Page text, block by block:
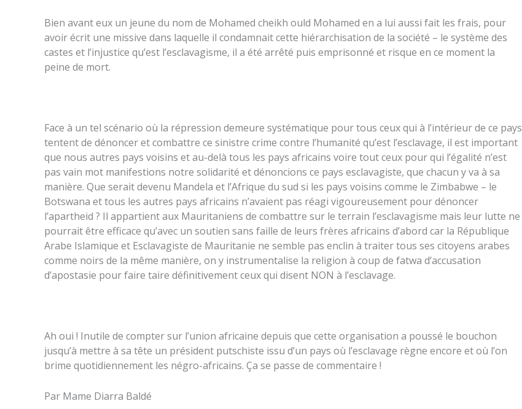
Bien avant eux un jeune du nom de Mohamed cheikh ould Mohamed en a lui aussi fait les frais, pour
avoir écrit une missive dans laquelle il condamnait cette hiérarchisation de la société – le système des
castes et l’injustice qu’est l’esclavagisme, il a été arrêté puis emprisonné et risque en ce moment la
peine de mort.
Face à un tel scénario où la répression demeure systématique pour tous ceux qui à l’intérieur de ce pays
tentent de dénoncer et combattre ce sinistre crime contre l’humanité qu’est l’esclavage, il est important
que nous autres pays voisins et au-delà tous les pays africains voire tout ceux pour qui l’égalité n’est
pas vain mot manifestions notre solidarité et dénoncions ce pays esclavagiste, que chacun y va à sa
manière. Que serait devenu Mandela et l’Afrique du sud si les pays voisins comme le Zimbabwe – le
Botswana et tous les autres pays africains n’avaient pas réagi vigoureusement pour dénoncer
l’apartheid ? Il appartient aux Mauritaniens de combattre sur le terrain l’esclavagisme mais leur lutte ne
pourrait être efficace qu’avec un soutien sans faille de leurs frères africains d’abord car la République
Arabe Islamique et Esclavagiste de Mauritanie ne semble pas enclin à traiter tous ses citoyens arabes
comme noirs de la même manière, on y instrumentalise la religion à coup de fatwa d’accusation
d’apostasie pour faire taire définitivement ceux qui disent NON à l’esclavage.
Ah oui ! Inutile de compter sur l’union africaine depuis que cette organisation a poussé le bouchon
jusqu’à mettre à sa tête un président putschiste issu d’un pays où l’esclavage règne encore et où l’on
brime quotidiennement les négro-africains. Ça se passe de commentaire !
Par Mame Diarra Baldé